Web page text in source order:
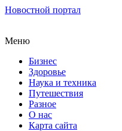
Новостной портал
Меню
Бизнес
Здоровье
Наука и техника
Путешествия
Разное
О нас
Карта сайта